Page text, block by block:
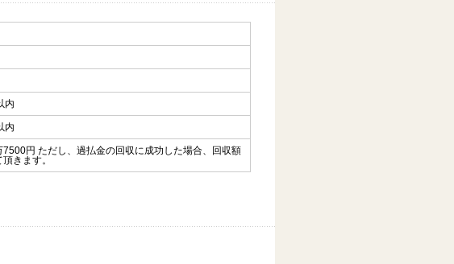
内
内
7500円 ただし、過払金の回収に成功した場合、回収額
きます。